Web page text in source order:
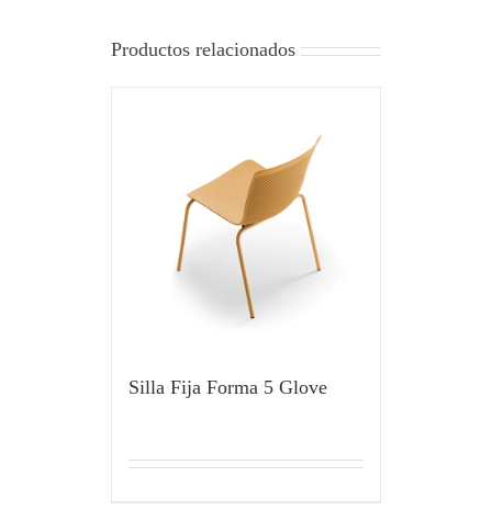
Productos relacionados
Silla Fija Forma 5 Glove